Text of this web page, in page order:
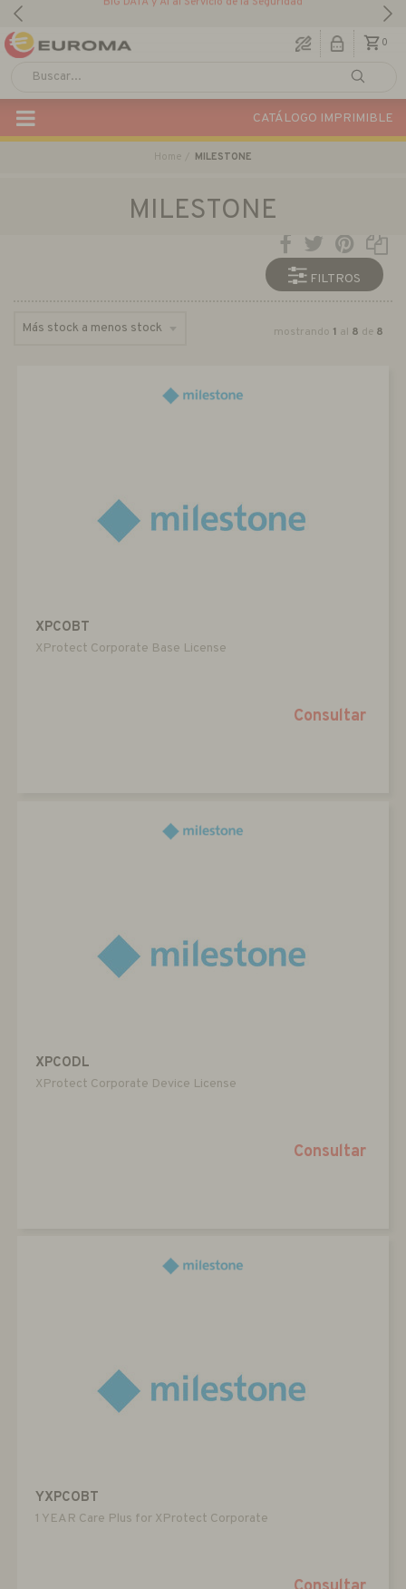
BIG DATA y AI al Servicio de la Seguridad
0
CATÁLOGO IMPRIMIBLE
Home MILESTONE
MILESTONE
FILTROS
mostrando 1 al 8 de 8
XPCOBT
XProtect Corporate Base License
Consultar
XPCODL
XProtect Corporate Device License
Consultar
YXPCOBT
1 YEAR Care Plus for XProtect Corporate